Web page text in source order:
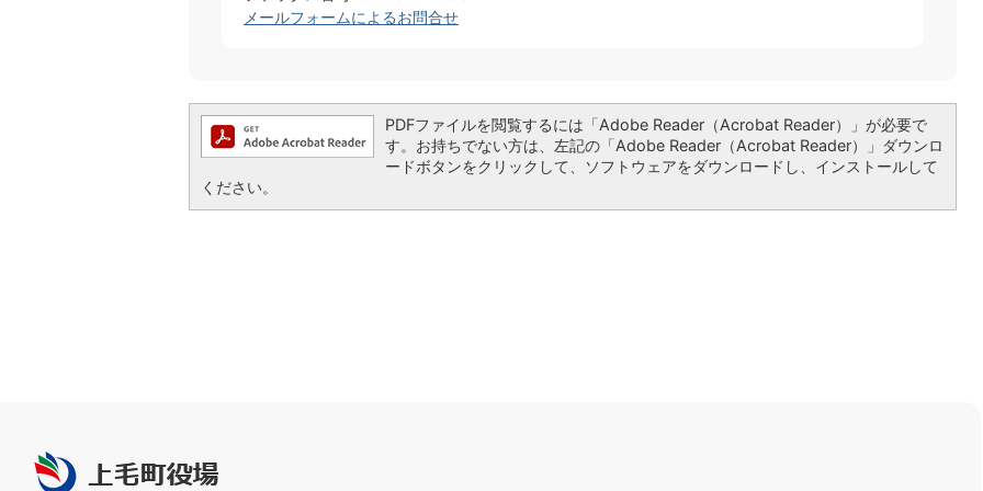
メールフォームによるお問合せ
PDFファイルを閲覧するには「Adobe Reader（Acrobat Reader）」が必要で
す。お持ちでない方は、左記の「Adobe Reader（Acrobat Reader）」ダウンロ
ードボタンをクリックして、ソフトウェアをダウンロードし、インストールして
ください。
上